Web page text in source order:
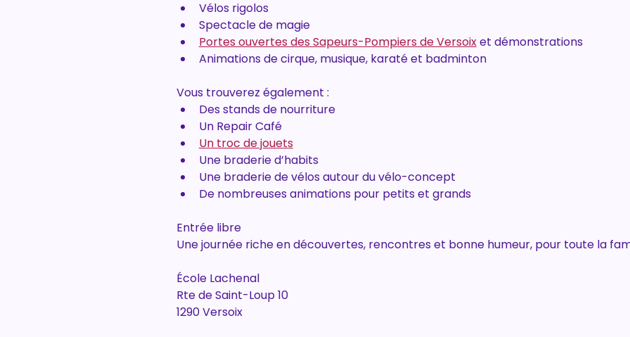
Vélos rigolos
Spectacle de magie
Portes ouvertes des Sapeurs-Pompiers de Versoix et démonstrations
Animations de cirque, musique, karaté et badminton
Vous trouverez également :
Des stands de nourriture
Un Repair Café
Un troc de jouets
Une braderie d’habits
Une braderie de vélos autour du vélo-concept
De nombreuses animations pour petits et grands
Entrée libre
Une journée riche en découvertes, rencontres et bonne humeur, pour toute la
École Lachenal
Rte de Saint-Loup 10
1290 Versoix